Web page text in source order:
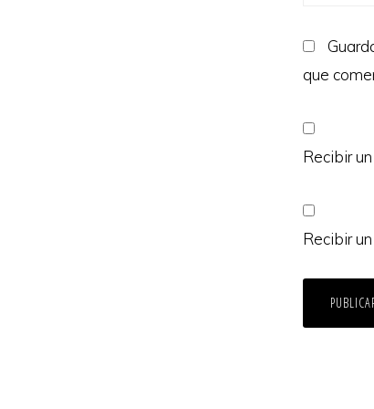
que
Recibir
Recibir